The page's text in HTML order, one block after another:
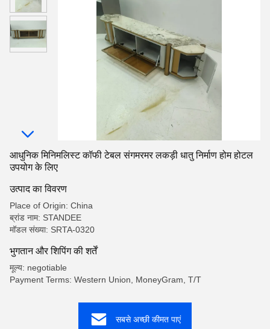
आधुनिक मिनिमलिस्ट कॉफी टेबल संगमरमर लकड़ी धातु निर्माण होम होटल
उपयोग के लिए
उत्पाद का विवरण
Place of Origin: China
ब्रांड नाम: STANDEE
मॉडल संख्या: SRTA-0320
भुगतान और शिपिंग की शर्तें
मूल्य: negotiable
Payment Terms: Western Union, MoneyGram, T/T
सबसे अच्छी कीमत पाएं